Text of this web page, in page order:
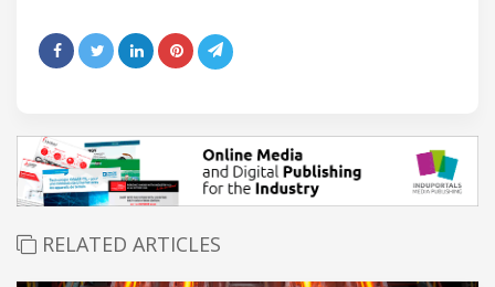
RELATED ARTICLES